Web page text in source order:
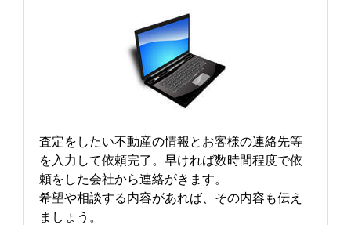
5,300万円
8,900万円
5,100万円
初音学区
1,400万円
烏丸御池
初音学区
1,500万円
烏丸御池
査定をしたい不動産の情報とお客様の連絡先等
を入力して依頼完了。早ければ数時間程度で依
頼をした会社から連絡がきます。
希望や相談する内容があれば、その内容も伝え
ましょう。